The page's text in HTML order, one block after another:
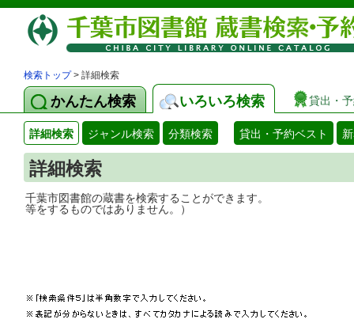
検索トップ> 詳細検索
かんたん検索 いろいろ検索 貸出・
詳細検索 ジャンル検索 分類検索 貸出・予約ベスト
詳細検索
千葉市図書館の蔵書を検索することがで
等をするものではありません。）